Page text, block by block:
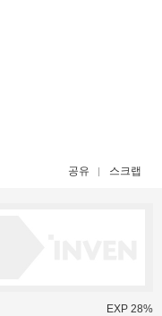
공유 스크랩
EXP 28%